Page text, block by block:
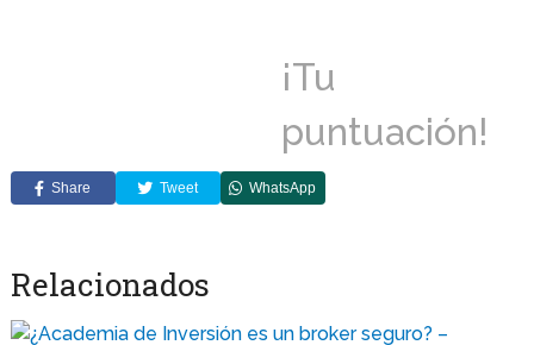
¡Tu
puntuación!
Share Tweet WhatsApp
Relacionados